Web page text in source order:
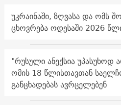
უკრაინაში, ზღვასა და ომს
ცხოვრება ოდესაში 2026
"რუსული ანექსია უპასუხოდ
ომის 18 წლისთავთან
განცხადებას ავრცელებენ